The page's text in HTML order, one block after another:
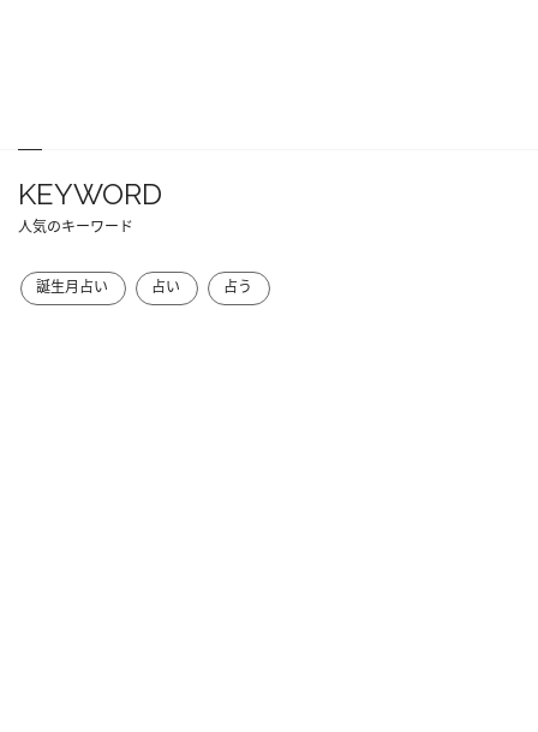
KEYWORD
人気のキーワード
誕生月占い 占い 占う